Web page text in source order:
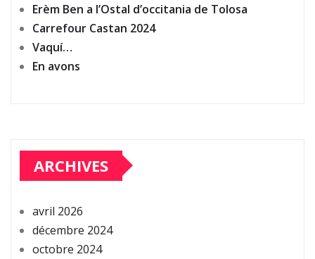
Erèm Ben a l’Ostal d’occitania de Tolosa
Carrefour Castan 2024
Vaquí…
En avons
ARCHIVES
avril 2026
décembre 2024
octobre 2024